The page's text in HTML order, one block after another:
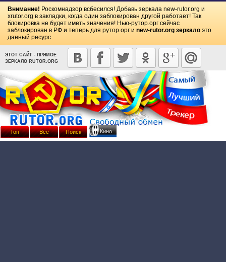
Внимание! Роскомнадзор всбесился! Добавь зеркала new-rutor.org и
xrutor.org в закладки, когда один заблокирован другой работает! Так
блокировка не будет иметь значения! Нью-рутор.орг сейчас
заблокирован в РФ и теперь для рутор.орг и new-rutor.org зеркало это
данный ресурс
ЭТОТ САЙТ - ПРЯМОЕ
ЗЕРКАЛО RUTOR.ORG